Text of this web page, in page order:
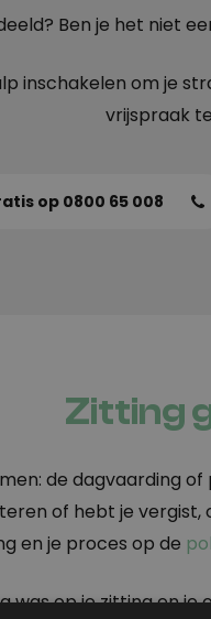
Ben je het niet
inschakelen om je
vrijspraak
op 0800 65 008
Zitting
de dagvaarding
of hebt je vergist,
en je proces op de
was op je zitting en